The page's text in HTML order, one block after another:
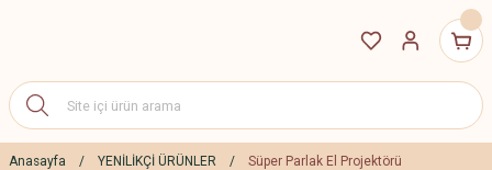
Anasayfa YENİLİKÇİ ÜRÜNLER Süper Parlak El Projektörü